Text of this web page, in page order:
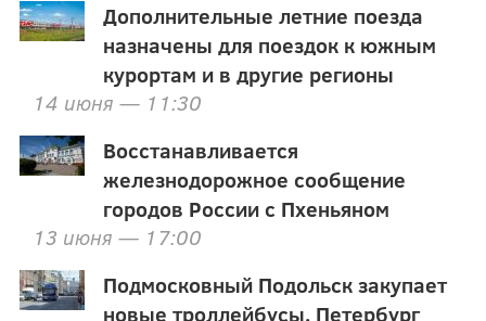
Дополнительные летние поезда
назначены для поездок к южным
курортам и в другие регионы
14 июня — 11:30
Восстанавливается
железнодорожное сообщение
городов России с Пхеньяном
13 июня — 17:00
Подмосковный Подольск закупает
новые троллейбусы, Петербург